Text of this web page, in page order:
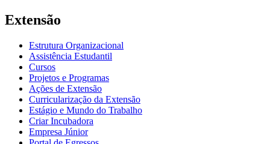
Extensão
Estrutura Organizacional
Assistência Estudantil
Cursos
Projetos e Programas
Ações de Extensão
Curricularização da Extensão
Estágio e Mundo do Trabalho
Criar Incubadora
Empresa Júnior